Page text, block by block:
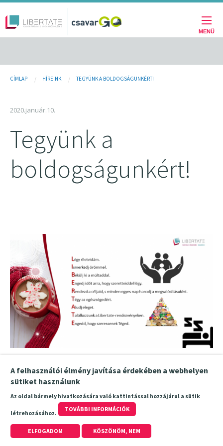
tartalomra
Fő
navigáció
MENÜ
Jelenlegi
CÍMLAP HÍREINK TEGYÜNK A BOLDOGSÁGUNKÉRT!
2020.január.10.
Tegyünk a
boldogságunkért!
A felhasználói élmény javítása érdekében a webhelyen
sütiket használunk
Az oldal bármely hivatkozására való kattintással hozzájárul a sütik
létrehozásához.
TOVÁBBI INFORMÁCIÓK
ELFOGADOM KÖSZÖNÖM, NEM